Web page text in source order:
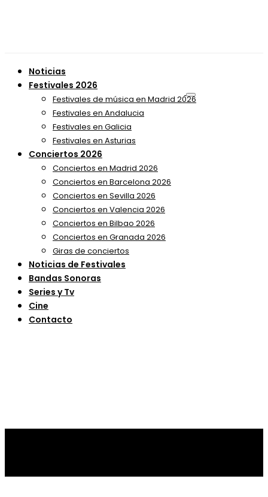
Noticias
Festivales 2026
Festivales de música en Madrid 2026
Festivales en Andalucia
Festivales en Galicia
Festivales en Asturias
Conciertos 2026
Conciertos en Madrid 2026
Conciertos en Barcelona 2026
Conciertos en Sevilla 2026
Conciertos en Valencia 2026
Conciertos en Bilbao 2026
Conciertos en Granada 2026
Giras de conciertos
Noticias de Festivales
Bandas Sonoras
Series y Tv
Cine
Contacto